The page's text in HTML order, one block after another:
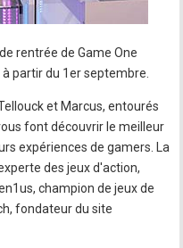
rentrée de Game One
partir du 1er septembre.
et Marcus, entourés
font découvrir le meilleur
expériences de gamers. La
des jeux d'action,
champion de jeux de
fondateur du site